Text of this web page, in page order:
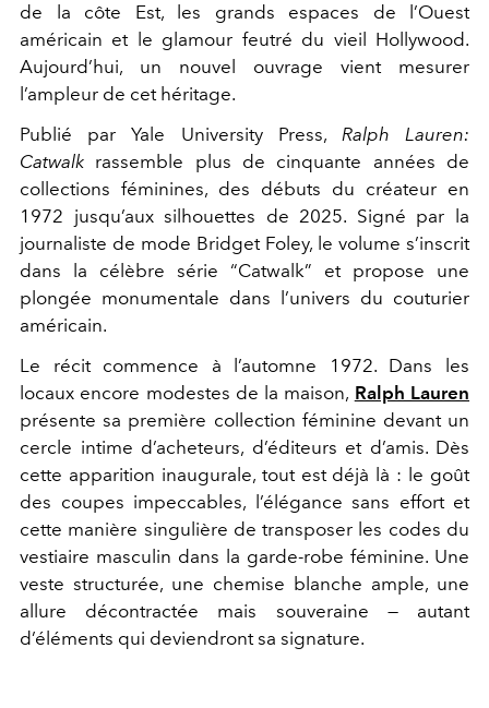
de la côte Est, les grands espaces de l’Ouest
américain et le glamour feutré du vieil Hollywood.
Aujourd’hui, un nouvel ouvrage vient mesurer
l’ampleur de cet héritage.
Publié par Yale University Press, Ralph Lauren:
Catwalk rassemble plus de cinquante années de
collections féminines, des débuts du créateur en
1972 jusqu’aux silhouettes de 2025. Signé par la
journaliste de mode Bridget Foley, le volume s’inscrit
dans la célèbre série “Catwalk” et propose une
plongée monumentale dans l’univers du couturier
américain.
Le récit commence à l’automne 1972. Dans les
locaux encore modestes de la maison, Ralph Lauren
présente sa première collection féminine devant un
cercle intime d’acheteurs, d’éditeurs et d’amis. Dès
cette apparition inaugurale, tout est déjà là : le goût
des coupes impeccables, l’élégance sans effort et
cette manière singulière de transposer les codes du
vestiaire masculin dans la garde-robe féminine. Une
veste structurée, une chemise blanche ample, une
allure décontractée mais souveraine — autant
d’éléments qui deviendront sa signature.